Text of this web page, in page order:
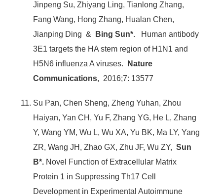
Jinpeng Su, Zhiyang Ling, Tianlong Zhang,
Fang Wang, Hong Zhang, Hualan Chen,
Jianping Ding & Bing Sun*. Human antibody
3E1 targets the HA stem region of H1N1 and
H5N6 influenza A viruses.
Nature
Communications, 2016;7: 13577
Su Pan, Chen Sheng, Zheng Yuhan, Zhou
Haiyan, Yan CH, Yu F, Zhang YG, He L, Zhang
Y, Wang YM, Wu L, Wu XA, Yu BK, Ma LY, Yang
ZR, Wang JH, Zhao GX, Zhu JF, Wu ZY,Sun
B*. Novel Function of Extracellular Matrix
Protein 1 in Suppressing Th17 Cell
Development in Experimental Autoimmune